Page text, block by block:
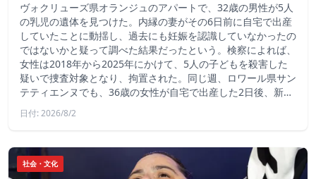
ヴォクリューズ県オランジュのアパートで、32歳の男性が5人
の乳児の遺体を見つけた。内縁の妻がその6日前に自宅で出産
していたことに動揺し、過去にも妊娠を認識していなかったの
ではないかと疑って調べた結果だったという。検察によれば、
女性は2018年から2025年にかけて、5人の子どもを殺害した
疑いで捜査対象となり、拘置された。同じ週、ロワール県サン
テティエンヌでも、36歳の女性が自宅で出産した2日後、新…
日付: 2026/8/2
社会・文化